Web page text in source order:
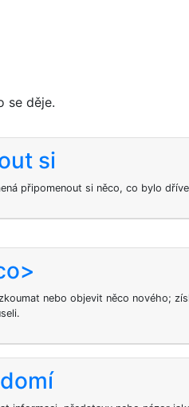
se děje.
si
připomenout si něco, co bylo
nebo objevit něco nového;